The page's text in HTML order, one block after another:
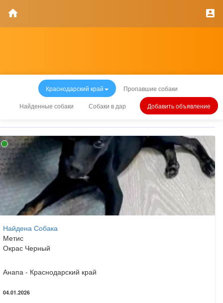
Краснодарский край Пропавшие собаки
Найденные собаки Собаки в дар Добавить объявление
Найдена Собака
Метис
Окрас Черный
Анапа - Краснодарский край
04.01.2026